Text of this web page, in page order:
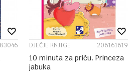
DJEČJE KNJIGE 206161619
10 minuta za priču. Princeza
jabuka